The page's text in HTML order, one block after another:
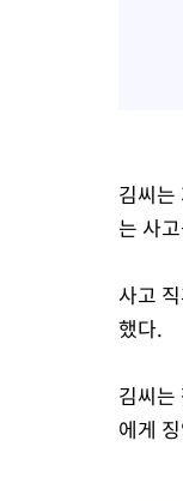
김씨는
는 사
사고
했다.
김씨는
에게